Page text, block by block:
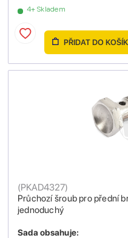
4+ Skladem
PŘIDAT DO
Průchozí šroub pro přední
jednoduchý
(PKAD4327)
Sada obsahuje: